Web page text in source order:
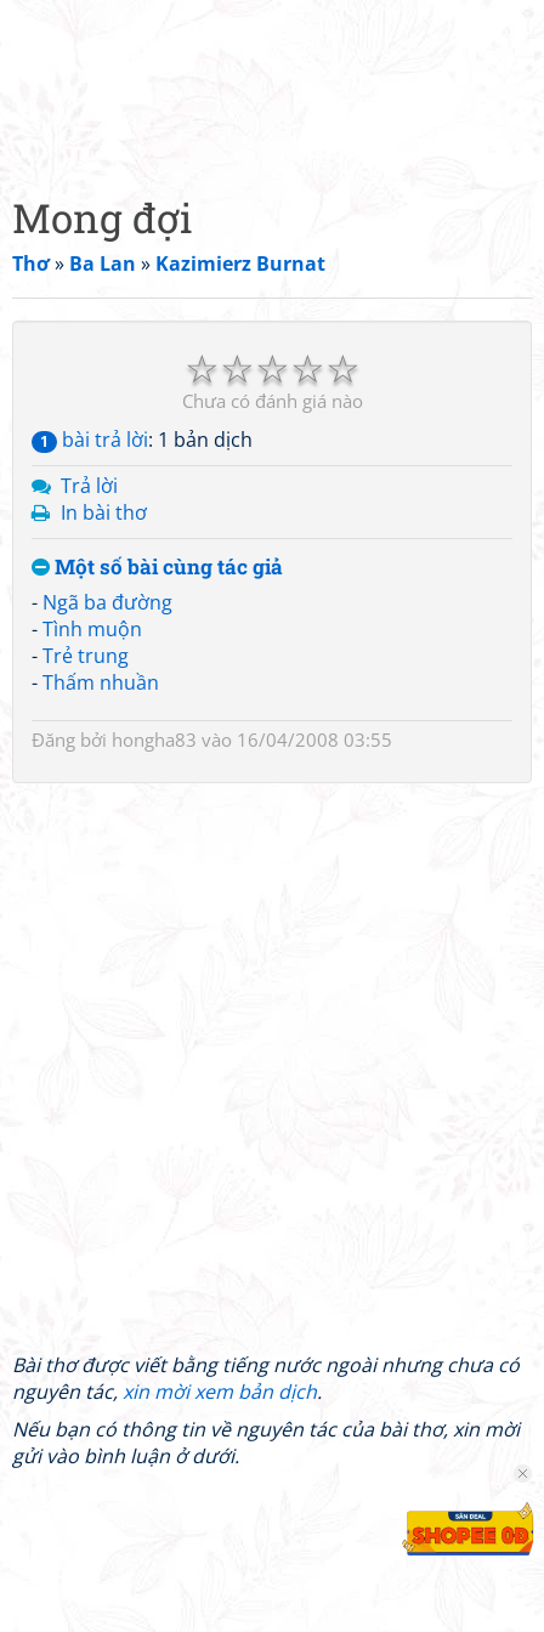
Mong đợi
Thơ» Ba Lan » Kazimierz Burnat
☆
☆
☆
☆
☆
Chưa có đánh giá nào
1 bài trả lời: 1 bản dịch
Trả lời
In bài thơ
Một số bài cùng tác giả
- Ngã ba đường
-Tình muộn
-Trẻ trung
-Thấm nhuần
Đăng bởi hongha83 vào 16/04/2008 03:55
Bài thơ được viết bằng tiếng nước ngoài nhưng chưa có
nguyên tác,xin mời xem bản dịch.
Nếu bạn có thông tin về nguyên tác của bài thơ, xin mời
gửi vào bình luận ở dưới.